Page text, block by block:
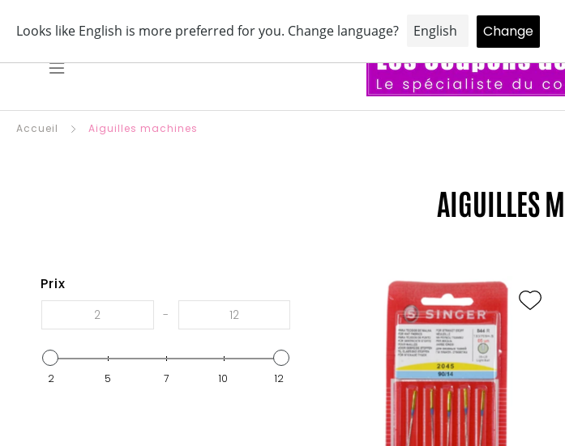
Profitez d'une réduction de 5% sur votre premier
Accueil Aiguilles machines
AIGUILLES
Prix
-
2 5 7 10 12